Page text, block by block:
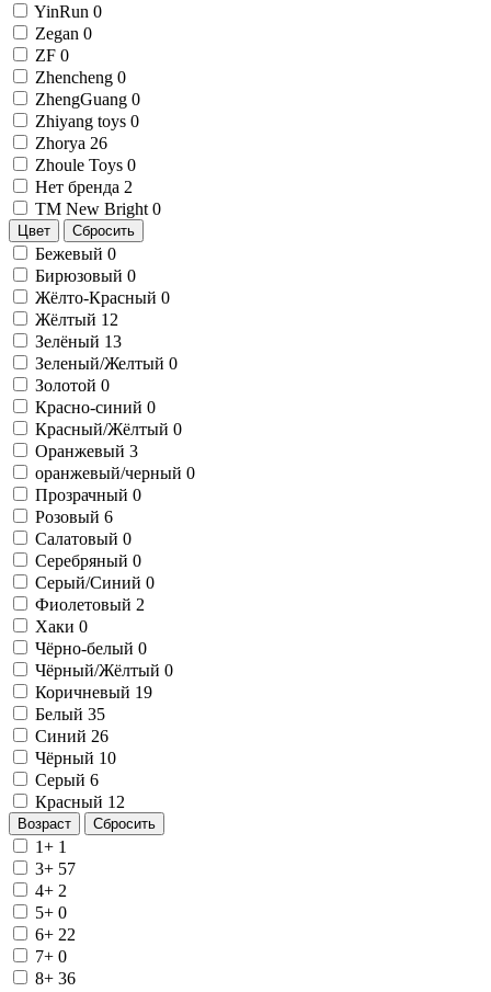
YinRun 0
Zegan 0
ZF 0
Zhencheng 0
ZhengGuang 0
Zhiyang toys 0
Zhorya 26
Zhoule Toys 0
Нет бренда 2
ТМ New Bright 0
Цвет Сбросить
Бежевый 0
Бирюзовый 0
Жёлто-Красный 0
Жёлтый 12
Зелёный 13
Зеленый/Желтый 0
Золотой 0
Красно-синий 0
Красный/Жёлтый 0
Оранжевый 3
оранжевый/черный 0
Прозрачный 0
Розовый 6
Салатовый 0
Серебряный 0
Серый/Синий 0
Фиолетовый 2
Хаки 0
Чёрно-белый 0
Чёрный/Жёлтый 0
Коричневый 19
Белый 35
Синий 26
Чёрный 10
Серый 6
Красный 12
Возраст Сбросить
1+ 1
3+ 57
4+ 2
5+ 0
6+ 22
7+ 0
8+ 36